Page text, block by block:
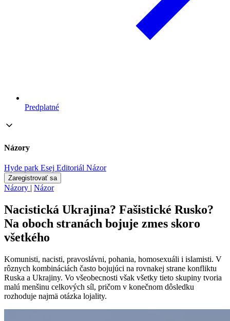
Predplatné
Názory
Hyde park Esej Editoriál Názor
Zaregistrovať sa
Názory | Názor
Nacistická Ukrajina? Fašistické Rusko?
Na oboch stranách bojuje zmes skoro
všetkého
Komunisti, nacisti, pravoslávni, pohania, homosexuáli i islamisti. V
rôznych kombináciách často bojujúci na rovnakej strane konfliktu
Ruska a Ukrajiny. Vo všeobecnosti však všetky tieto skupiny tvoria
malú menšinu celkových síl, pričom v konečnom dôsledku
rozhoduje najmä otázka lojality.